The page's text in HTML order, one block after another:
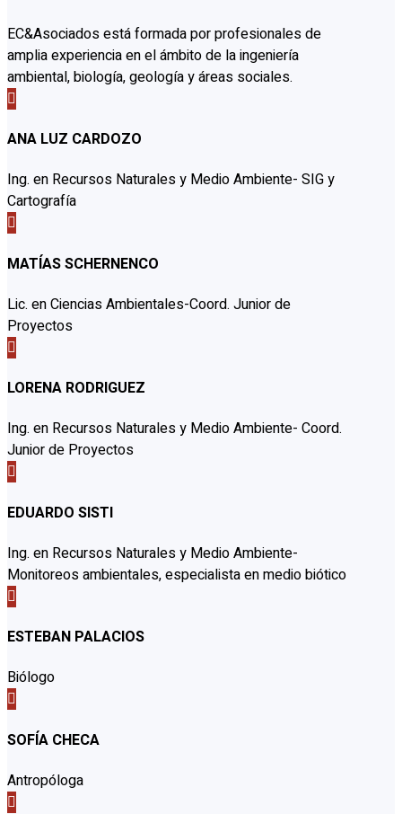
EC&Asociados está formada por profesionales de
amplia experiencia en el ámbito de la ingeniería
ambiental, biología, geología y áreas sociales.

ANA LUZ CARDOZO
Ing. en Recursos Naturales y Medio Ambiente- SIG y
Cartografía

MATÍAS SCHERNENCO
Lic. en Ciencias Ambientales-Coord. Junior de
Proyectos

LORENA RODRIGUEZ
Ing. en Recursos Naturales y Medio Ambiente- Coord.
Junior de Proyectos

EDUARDO SISTI
Ing. en Recursos Naturales y Medio Ambiente-
Monitoreos ambientales, especialista en medio biótico

ESTEBAN PALACIOS
Biólogo

SOFÍA CHECA
Antropóloga
